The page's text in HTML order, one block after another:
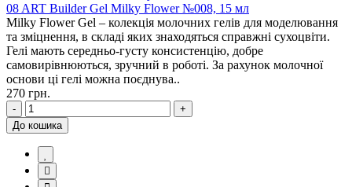
08 ART Builder Gel Milky Flower №008, 15 мл
Milky Flower Gel – колекція молочних гелів для моделювання
та зміцнення, в складі яких знаходяться справжні сухоцвіти.
Гелі мають середньо-густу консистенцію, добре
самовирівнюються, зручний в роботі. За рахунок молочної
основи ці гелі можна поєднува..
270 грн.
-
+
До кошика